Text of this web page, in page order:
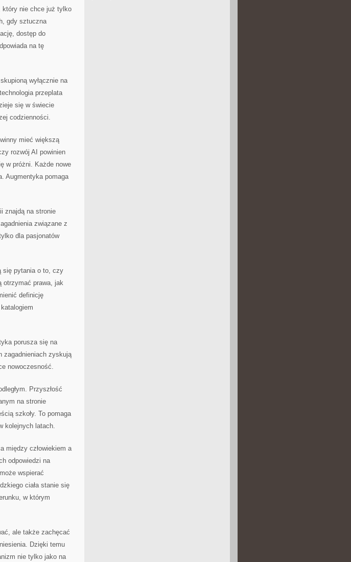
który nie chce już tylko
gdy sztuczna
dostęp do
na tę
wyłącznie na
przeplata
się w świecie
codzienności.
mieć większą
rozwój AI powinien
w próżni. Każde nowe
Augmentyka pomaga
znajdą na stronie
związane z
dla pasjonatów
się pytania o to, czy
otrzymać prawa, jak
definicję
porusza się na
zagadnieniach zyskują
nowoczesność.
Przyszłość
na stronie
szkoły. To pomaga
kolejnych latach.
między człowiekiem a
odpowiedzi na
wspierać
ciała stanie się
w którym
ale także zachęcać
Dzięki temu
nie tylko jako na